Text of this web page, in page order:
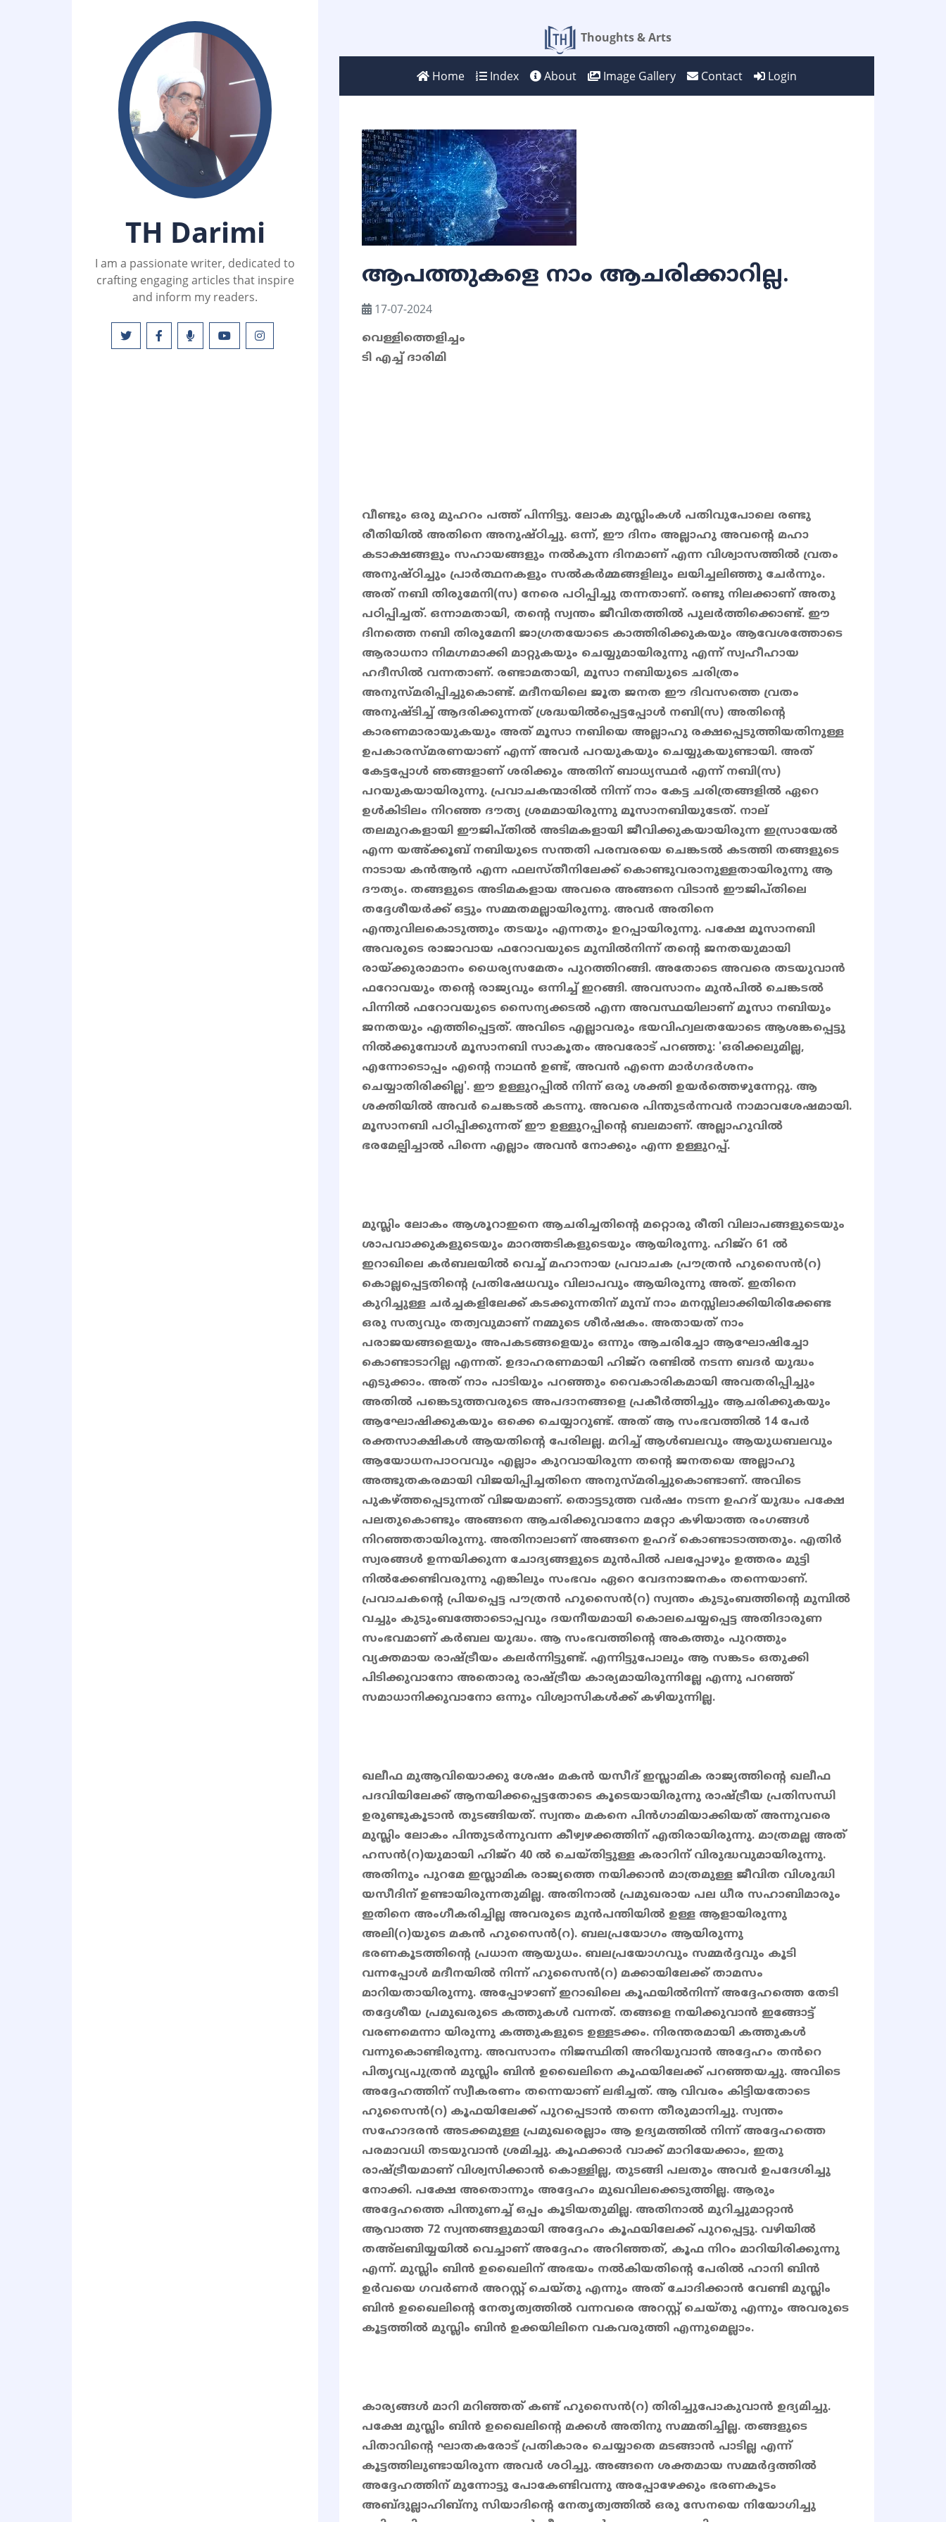
TH Darimi
I am a passionate writer, dedicated to
crafting engaging articles that inspire
and inform my readers.
Thoughts & Arts
Home Index About Image Gallery Contact Login
ആപത്തുകളെ നാം ആചരിക്കാറില്ല.
17-07-2024
വെള്ളിത്തെളിച്ചം
ടി എച്ച് ദാരിമി
വീണ്ടും ഒരു മുഹറം പത്ത് പിന്നിട്ടു. ലോക മുസ്ലിംകൾ പതിവുപോലെ രണ്ടു
രീതിയിൽ അതിനെ അനുഷ്ഠിച്ചു. ഒന്ന്, ഈ ദിനം അല്ലാഹു അവൻ്റെ മഹാ
കടാക്ഷങ്ങളും സഹായങ്ങളും നൽകുന്ന ദിനമാണ് എന്ന വിശ്വാസത്തിൽ വ്രതം
അനുഷ്ഠിച്ചും പ്രാർത്ഥനകളും സൽകർമ്മങ്ങളിലും ലയിച്ചലിഞ്ഞു ചേർന്നും.
അത് നബി തിരുമേനി(സ) നേരെ പഠിപ്പിച്ചു തന്നതാണ്. രണ്ടു നിലക്കാണ് അതു
പഠിപ്പിച്ചത്. ഒന്നാമതായി, തൻ്റെ സ്വന്തം ജീവിതത്തിൽ പുലർത്തിക്കൊണ്ട്. ഈ
ദിനത്തെ നബി തിരുമേനി ജാഗ്രതയോടെ കാത്തിരിക്കുകയും ആവേശത്തോടെ
ആരാധനാ നിമഗ്നമാക്കി മാറ്റുകയും ചെയ്യുമായിരുന്നു എന്ന് സ്വഹീഹായ
ഹദീസിൽ വന്നതാണ്. രണ്ടാമതായി, മൂസാ നബിയുടെ ചരിത്രം
അനുസ്മരിപ്പിച്ചുകൊണ്ട്. മദീനയിലെ ജൂത ജനത ഈ ദിവസത്തെ വ്രതം
അനുഷ്ടിച്ച് ആദരിക്കുന്നത് ശ്രദ്ധയിൽപ്പെട്ടപ്പോൾ നബി(സ) അതിന്റെ
കാരണമാരായുകയും അത് മൂസാ നബിയെ അല്ലാഹു രക്ഷപ്പെടുത്തിയതിനുള്ള
ഉപകാരസ്മരണയാണ് എന്ന് അവർ പറയുകയും ചെയ്യുകയുണ്ടായി. അത്
കേട്ടപ്പോൾ ഞങ്ങളാണ് ശരിക്കും അതിന് ബാധ്യസ്ഥർ എന്ന് നബി(സ)
പറയുകയായിരുന്നു. പ്രവാചകന്മാരിൽ നിന്ന് നാം കേട്ട ചരിത്രങ്ങളിൽ ഏറെ
ഉൾകിടിലം നിറഞ്ഞ ദൗത്യ ശ്രമമായിരുന്നു മൂസാനബിയുടേത്. നാല്
തലമുറകളായി ഈജിപ്തിൽ അടിമകളായി ജീവിക്കുകയായിരുന്ന ഇസ്രായേൽ
എന്ന യഅ്ക്കൂബ് നബിയുടെ സന്തതി പരമ്പരയെ ചെങ്കടൽ കടത്തി തങ്ങളുടെ
നാടായ കൻആൻ എന്ന ഫലസ്തീനിലേക്ക് കൊണ്ടുവരാനുള്ളതായിരുന്നു ആ
ദൗത്യം. തങ്ങളുടെ അടിമകളായ അവരെ അങ്ങനെ വിടാൻ ഈജിപ്തിലെ
തദ്ദേശീയർക്ക് ഒട്ടും സമ്മതമല്ലായിരുന്നു. അവർ അതിനെ
എന്തുവിലകൊടുത്തും തടയും എന്നതും ഉറപ്പായിരുന്നു. പക്ഷേ മൂസാനബി
അവരുടെ രാജാവായ ഫറോവയുടെ മുമ്പിൽനിന്ന് തൻ്റെ ജനതയുമായി
രായ്ക്കുരാമാനം ധൈര്യസമേതം പുറത്തിറങ്ങി. അതോടെ അവരെ തടയുവാൻ
ഫറോവയും തൻ്റെ രാജ്യവും ഒന്നിച്ച് ഇറങ്ങി. അവസാനം മുൻപിൽ ചെങ്കടൽ
പിന്നിൽ ഫറോവയുടെ സൈന്യക്കടൽ എന്ന അവസ്ഥയിലാണ് മൂസാ നബിയും
ജനതയും എത്തിപ്പെട്ടത്. അവിടെ എല്ലാവരും ഭയവിഹ്വലതയോടെ ആശങ്കപ്പെട്ടു
നിൽക്കുമ്പോൾ മൂസാനബി സാകൂതം അവരോട് പറഞ്ഞു: 'ഒരിക്കലുമില്ല,
എന്നോടൊപ്പം എന്റെ നാഥൻ ഉണ്ട്, അവൻ എന്നെ മാർഗദർശനം
ചെയ്യാതിരിക്കില്ല'. ഈ ഉള്ളുറപ്പിൽ നിന്ന് ഒരു ശക്തി ഉയർത്തെഴുന്നേറ്റു. ആ
ശക്തിയിൽ അവർ ചെങ്കടൽ കടന്നു. അവരെ പിന്തുടർന്നവർ നാമാവശേഷമായി.
മൂസാനബി പഠിപ്പിക്കുന്നത് ഈ ഉള്ളുറപ്പിന്റെ ബലമാണ്. അല്ലാഹുവിൽ
ഭരമേല്പിച്ചാൽ പിന്നെ എല്ലാം അവൻ നോക്കും എന്ന ഉള്ളുറപ്പ്.
മുസ്ലിം ലോകം ആശൂറാഇനെ ആചരിച്ചതിന്റെ മറ്റൊരു രീതി വിലാപങ്ങളുടെയും
ശാപവാക്കുകളുടെയും മാറത്തടികളുടെയും ആയിരുന്നു. ഹിജ്റ 61 ൽ
ഇറാഖിലെ കർബലയിൽ വെച്ച് മഹാനായ പ്രവാചക പ്രൗത്രൻ ഹുസൈൻ(റ)
കൊല്ലപ്പെട്ടതിന്റെ പ്രതിഷേധവും വിലാപവും ആയിരുന്നു അത്. ഇതിനെ
കുറിച്ചുള്ള ചർച്ചകളിലേക്ക് കടക്കുന്നതിന് മുമ്പ് നാം മനസ്സിലാക്കിയിരിക്കേണ്ട
ഒരു സത്യവും തത്വവുമാണ് നമ്മുടെ ശീർഷകം. അതായത് നാം
പരാജയങ്ങളെയും അപകടങ്ങളെയും ഒന്നും ആചരിച്ചോ ആഘോഷിച്ചോ
കൊണ്ടാടാറില്ല എന്നത്. ഉദാഹരണമായി ഹിജ്റ രണ്ടിൽ നടന്ന ബദർ യുദ്ധം
എടുക്കാം. അത് നാം പാടിയും പറഞ്ഞും വൈകാരികമായി അവതരിപ്പിച്ചും
അതിൽ പങ്കെടുത്തവരുടെ അപദാനങ്ങളെ പ്രകീർത്തിച്ചും ആചരിക്കുകയും
ആഘോഷിക്കുകയും ഒക്കെ ചെയ്യാറുണ്ട്. അത് ആ സംഭവത്തിൽ 14 പേർ
രക്തസാക്ഷികൾ ആയതിന്റെ പേരിലല്ല. മറിച്ച് ആൾബലവും ആയുധബലവും
ആയോധനപാഠവവും എല്ലാം കുറവായിരുന്ന തന്റെ ജനതയെ അല്ലാഹു
അത്ഭുതകരമായി വിജയിപ്പിച്ചതിനെ അനുസ്മരിച്ചുകൊണ്ടാണ്. അവിടെ
പുകഴ്ത്തപ്പെടുന്നത് വിജയമാണ്. തൊട്ടടുത്ത വർഷം നടന്ന ഉഹദ് യുദ്ധം പക്ഷേ
പലതുകൊണ്ടും അങ്ങനെ ആചരിക്കുവാനോ മറ്റോ കഴിയാത്ത രംഗങ്ങൾ
നിറഞ്ഞതായിരുന്നു. അതിനാലാണ് അങ്ങനെ ഉഹദ് കൊണ്ടാടാത്തതും. എതിർ
സ്വരങ്ങൾ ഉന്നയിക്കുന്ന ചോദ്യങ്ങളുടെ മുൻപിൽ പലപ്പോഴും ഉത്തരം മുട്ടി
നിൽക്കേണ്ടിവരുന്നു എങ്കിലും സംഭവം ഏറെ വേദനാജനകം തന്നെയാണ്.
പ്രവാചകൻ്റെ പ്രിയപ്പെട്ട പൗത്രൻ ഹുസൈൻ(റ) സ്വന്തം കുടുംബത്തിൻ്റെ മുമ്പിൽ
വച്ചും കുടുംബത്തോടൊപ്പവും ദയനീയമായി കൊലചെയ്യപ്പെട്ട അതിദാരുണ
സംഭവമാണ് കർബല യുദ്ധം. ആ സംഭവത്തിന്റെ അകത്തും പുറത്തും
വ്യക്തമായ രാഷ്ട്രീയം കലർന്നിട്ടുണ്ട്. എന്നിട്ടുപോലും ആ സങ്കടം ഒതുക്കി
പിടിക്കുവാനോ അതൊരു രാഷ്ട്രീയ കാര്യമായിരുന്നില്ലേ എന്നു പറഞ്ഞ്
സമാധാനിക്കുവാനോ ഒന്നും വിശ്വാസികൾക്ക് കഴിയുന്നില്ല.
ഖലീഫ മുആവിയൊക്കു ശേഷം മകൻ യസീദ് ഇസ്ലാമിക രാജ്യത്തിൻ്റെ ഖലീഫ
പദവിയിലേക്ക് ആനയിക്കപ്പെട്ടതോടെ കൂടെയായിരുന്നു രാഷ്ട്രീയ പ്രതിസന്ധി
ഉരുണ്ടുകൂടാൻ തുടങ്ങിയത്. സ്വന്തം മകനെ പിൻഗാമിയാക്കിയത് അന്നുവരെ
മുസ്ലിം ലോകം പിന്തുടർന്നുവന്ന കീഴ്വഴക്കത്തിന് എതിരായിരുന്നു. മാത്രമല്ല അത്
ഹസൻ(റ)യുമായി ഹിജ്റ 40 ൽ ചെയ്തിട്ടുള്ള കരാറിന് വിരുദ്ധവുമായിരുന്നു.
അതിനും പുറമേ ഇസ്ലാമിക രാജ്യത്തെ നയിക്കാൻ മാത്രമുള്ള ജീവിത വിശുദ്ധി
യസീദിന് ഉണ്ടായിരുന്നതുമില്ല. അതിനാൽ പ്രമുഖരായ പല ധീര സഹാബിമാരും
ഇതിനെ അംഗീകരിച്ചില്ല അവരുടെ മുൻപന്തിയിൽ ഉള്ള ആളായിരുന്നു
അലി(റ)യുടെ മകൻ ഹുസൈൻ(റ). ബലപ്രയോഗം ആയിരുന്നു
ഭരണകൂടത്തിന്റെ പ്രധാന ആയുധം. ബലപ്രയോഗവും സമ്മർദ്ദവും കൂടി
വന്നപ്പോൾ മദീനയിൽ നിന്ന് ഹുസൈൻ(റ) മക്കായിലേക്ക് താമസം
മാറിയതായിരുന്നു. അപ്പോഴാണ് ഇറാഖിലെ കൂഫയിൽനിന്ന് അദ്ദേഹത്തെ തേടി
തദ്ദേശീയ പ്രമുഖരുടെ കത്തുകൾ വന്നത്. തങ്ങളെ നയിക്കുവാൻ ഇങ്ങോട്ട്
വരണമെന്നാ യിരുന്നു കത്തുകളുടെ ഉള്ളടക്കം. നിരന്തരമായി കത്തുകൾ
വന്നുകൊണ്ടിരുന്നു. അവസാനം നിജസ്ഥിതി അറിയുവാൻ അദ്ദേഹം തൻറെ
പിതൃവ്യപുത്രൻ മുസ്ലിം ബിൻ ഉഖൈലിനെ കൂഫയിലേക്ക് പറഞ്ഞയച്ചു. അവിടെ
അദ്ദേഹത്തിന് സ്വീകരണം തന്നെയാണ് ലഭിച്ചത്. ആ വിവരം കിട്ടിയതോടെ
ഹുസൈൻ(റ) കൂഫയിലേക്ക് പുറപ്പെടാൻ തന്നെ തീരുമാനിച്ചു. സ്വന്തം
സഹോദരൻ അടക്കമുള്ള പ്രമുഖരെല്ലാം ആ ഉദ്യമത്തിൽ നിന്ന് അദ്ദേഹത്തെ
പരമാവധി തടയുവാൻ ശ്രമിച്ചു. കൂഫക്കാർ വാക്ക് മാറിയേക്കാം, ഇതു
രാഷ്ട്രീയമാണ് വിശ്വസിക്കാൻ കൊള്ളില്ല, തുടങ്ങി പലതും അവർ ഉപദേശിച്ചു
നോക്കി. പക്ഷേ അതൊന്നും അദ്ദേഹം മുഖവിലക്കെടുത്തില്ല. ആരും
അദ്ദേഹത്തെ പിന്തുണച്ച് ഒപ്പം കൂടിയതുമില്ല. അതിനാൽ മുറിച്ചുമാറ്റാൻ
ആവാത്ത 72 സ്വന്തങ്ങളുമായി അദ്ദേഹം കൂഫയിലേക്ക് പുറപ്പെട്ടു. വഴിയിൽ
തഅ്ലബിയ്യയിൽ വെച്ചാണ് അദ്ദേഹം അറിഞ്ഞത്, കൂഫ നിറം മാറിയിരിക്കുന്നു
എന്ന്. മുസ്ലിം ബിൻ ഉഖൈലിന് അഭയം നൽകിയതിന്റെ പേരിൽ ഹാനി ബിൻ
ഉര്‍വയെ ഗവർണർ അറസ്റ്റ് ചെയ്തു എന്നും അത് ചോദിക്കാൻ വേണ്ടി മുസ്ലിം
ബിൻ ഉഖൈലിന്റെ നേതൃത്വത്തിൽ വന്നവരെ അറസ്റ്റ് ചെയ്തു എന്നും അവരുടെ
കൂട്ടത്തിൽ മുസ്ലിം ബിൻ ഉക്കയിലിനെ വകവരുത്തി എന്നുമെല്ലാം.
കാര്യങ്ങൾ മാറി മറിഞ്ഞത് കണ്ട് ഹുസൈൻ(റ) തിരിച്ചുപോകുവാൻ ഉദ്യമിച്ചു.
പക്ഷേ മുസ്ലിം ബിൻ ഉഖൈലിന്റെ മക്കൾ അതിനു സമ്മതിച്ചില്ല. തങ്ങളുടെ
പിതാവിൻ്റെ ഘാതകരോട് പ്രതികാരം ചെയ്യാതെ മടങ്ങാൻ പാടില്ല എന്ന്
കൂട്ടത്തിലുണ്ടായിരുന്ന അവർ ശഠിച്ചു. അങ്ങനെ ശക്തമായ സമ്മർദ്ദത്തിൽ
അദ്ദേഹത്തിന് മുന്നോട്ടു പോകേണ്ടിവന്നു അപ്പോഴേക്കും ഭരണകൂടം
അബ്ദുല്ലാഹിബ്നു സിയാദിന്റെ നേതൃത്വത്തിൽ ഒരു സേനയെ നിയോഗിച്ചു